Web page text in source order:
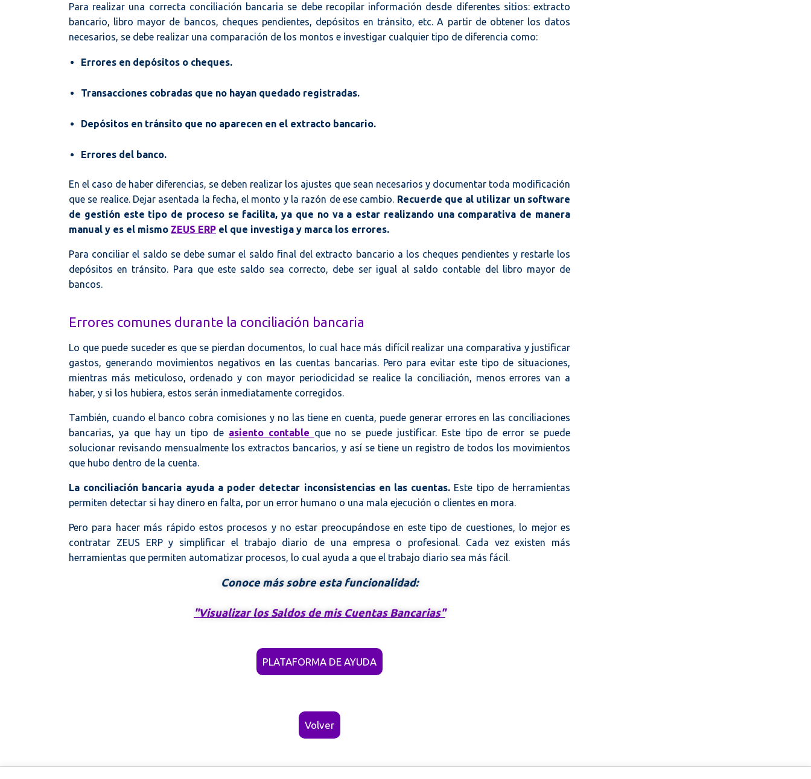
Para realizar una correcta conciliación bancaria se debe recopilar información desde diferentes sitios: extracto
bancario, libro mayor de bancos, cheques pendientes, depósitos en tránsito, etc. A partir de obtener los datos
necesarios, se debe realizar una comparación de los montos e investigar cualquier tipo de diferencia como:
Errores en depósitos o cheques.
Transacciones cobradas que no hayan quedado registradas.
Depósitos en tránsito que no aparecen en el extracto bancario.
Errores del banco.
En el caso de haber diferencias, se deben realizar los ajustes que sean necesarios y documentar toda modificación
que se realice. Dejar asentada la fecha, el monto y la razón de ese cambio. Recuerde que al utilizar un software
de gestión este tipo de proceso se facilita, ya que no va a estar realizando una comparativa de manera
manual y es el mismo ZEUS ERP el que investiga y marca los errores.
Para conciliar el saldo se debe sumar el saldo final del extracto bancario a los cheques pendientes y restarle los
depósitos en tránsito. Para que este saldo sea correcto, debe ser igual al saldo contable del libro mayor de
bancos.
Errores comunes durante la conciliación bancaria
Lo que puede suceder es que se pierdan documentos, lo cual hace más difícil realizar una comparativa y justificar
gastos, generando movimientos negativos en las cuentas bancarias. Pero para evitar este tipo de situaciones,
mientras más meticuloso, ordenado y con mayor periodicidad se realice la conciliación, menos errores van a
haber, y si los hubiera, estos serán inmediatamente corregidos.
También, cuando el banco cobra comisiones y no las tiene en cuenta, puede generar errores en las conciliaciones
bancarias, ya que hay un tipo de asiento contable que no se puede justificar. Este tipo de error se puede
solucionar revisando mensualmente los extractos bancarios, y así se tiene un registro de todos los movimientos
que hubo dentro de la cuenta.
La conciliación bancaria ayuda a poder detectar inconsistencias en las cuentas. Este tipo de herramientas
permiten detectar si hay dinero en falta, por un error humano o una mala ejecución o clientes en mora.
Pero para hacer más rápido estos procesos y no estar preocupándose en este tipo de cuestiones, lo mejor es
contratar ZEUS ERP y simplificar el trabajo diario de una empresa o profesional. Cada vez existen más
herramientas que permiten automatizar procesos, lo cual ayuda a que el trabajo diario sea más fácil.
Conoce más sobre esta funcionalidad:
"Visualizar los Saldos de mis Cuentas Bancarias"
PLATAFORMA DE AYUDA
Volver